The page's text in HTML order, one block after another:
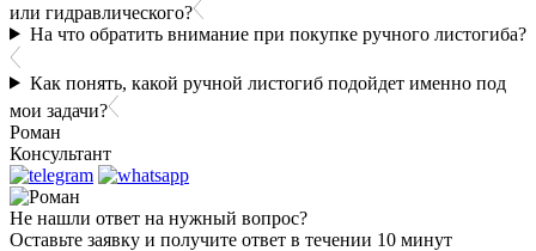
или гидравлического?
На что обратить внимание при покупке ручного листогиба?
Как понять, какой ручной листогиб подойдет именно под
мои задачи?
Роман
Консультант
Не нашли ответ на нужный вопрос?
Оставьте заявку и получите ответ в течении 10 минут